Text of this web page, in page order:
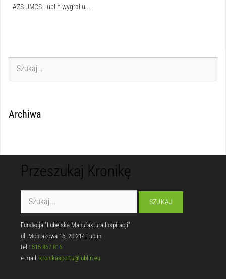
AZS UMCS Lublin wygrał u...
Archiwa
Przeszukaj Kronikę
Fundacja "Lubelska Manufaktura Inspiracji"
ul. Montażowa 16, 20-214 Lublin
tel.: 515 867 816
e-mail: kronikasportu@lublin.eu